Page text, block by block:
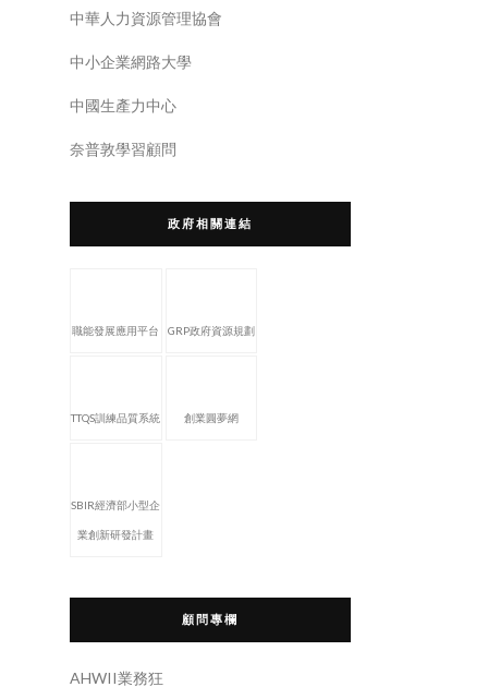
中華人力資源管理協會
中小企業網路大學
中國生產力中心
奈普敦學習顧問
政府相關連結
職能發展應用平台 GRP政府資源規劃
TTQS訓練品質系統 創業圓夢網
SBIR經濟部小型企
業創新研發計畫
顧問專欄
AHWII業務狂